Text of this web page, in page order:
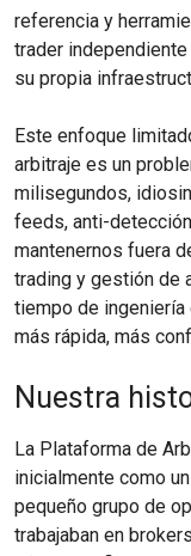
referencia y
trader
su propia
Este enfoque
arbitraje es un
milisegundos,
feeds, anti-
mantenernos fuera
trading y gestión de
tiempo de ingeniería
más rápida, más
Nuestra
La Plataforma de
inicialmente como
pequeño grupo de
trabajaban en